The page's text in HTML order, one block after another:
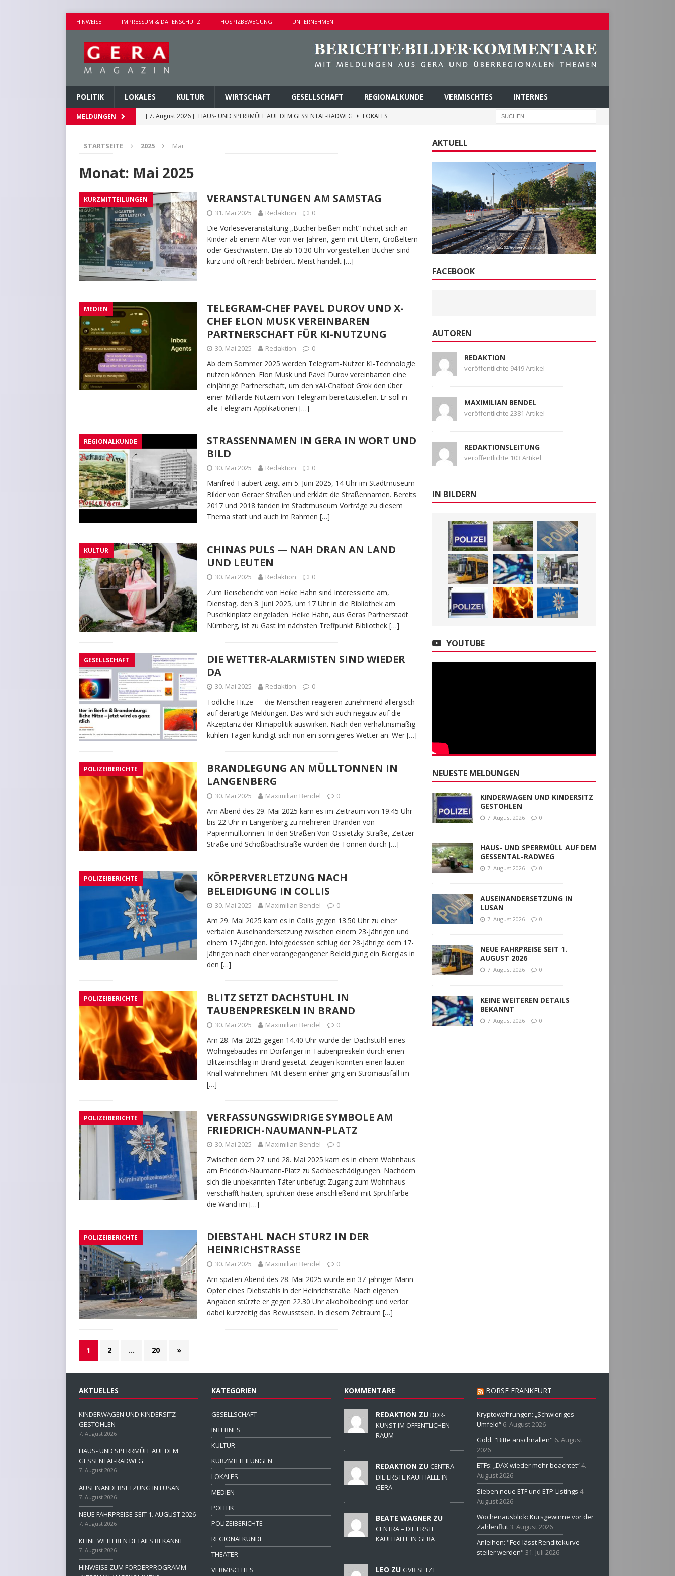
HINWEISE IMPRESSUM & DATENSCHUTZ HOSPIZBEWEGUNG UNTERNEHMEN
POLITIK LOKALES KULTUR WIRTSCHAFT GESELLSCHAFT REGIONALKUNDE VERMISCHTES INTERNES
MELDUNGEN [ 7. August 2026 ] HAUS- UND SPERRMÜLL AUF DEM GESSENTAL-RADWEG
LOKALES
[ 7. August 2026 ]
[ 7. August 2026 ]
STARTSEITE 2025 Mai
Monat: Mai 2025
KURZMITTEILUNGEN VERANSTALTUNGEN AM SAMSTAG
31. Mai 2025 Redaktion 0
Die Vorleseveranstaltung „Bücher beißen nicht” richtet sich an
Kinder ab einem Alter von vier Jahren, gern mit Eltern, Großeltern
oder Geschwistern. Die ab 10.30 Uhr vorgestellten Bücher sind
kurz und oft reich bebildert. Meist handelt […]
MEDIEN
TELEGRAM-CHEF PAVEL DUROV UND X-
CHEF ELON MUSK VEREINBAREN
PARTNERSCHAFT FÜR KI-NUTZUNG
30. Mai 2025 Redaktion 0
Ab dem Sommer 2025 werden Telegram-Nutzer KI-Technologie
nutzen können. Elon Musk und Pavel Durov vereinbarten eine
einjährige Partnerschaft, um den xAI-Chatbot Grok den über
einer Milliarde Nutzern von Telegram bereitzustellen. Er soll in
alle Telegram-Applikationen […]
REGIONALKUNDE
STRASSENNAMEN IN GERA IN WORT UND
BILD
30. Mai 2025 Redaktion 0
Manfred Taubert zeigt am 5. Juni 2025, 14 Uhr im Stadtmuseum
Bilder von Geraer Straßen und erklärt die Straßennamen. Bereits
2017 und 2018 fanden im Stadtmuseum Vorträge zu diesem
Thema statt und auch im Rahmen […]
KULTUR
CHINAS PULS — NAH DRAN AN LAND
UND LEUTEN
30. Mai 2025 Redaktion 0
Zum Reisebericht von Heike Hahn sind Interessierte am,
Dienstag, den 3. Juni 2025, um 17 Uhr in die Bibliothek am
Puschkinplatz eingeladen. Heike Hahn, aus Geras Partnerstadt
Nürnberg, ist zu Gast im nächsten Treffpunkt Bibliothek […]
GESELLSCHAFT
DIE WETTER-ALARMISTEN SIND WIEDER
DA
30. Mai 2025 Redaktion 0
Tödliche Hitze — die Menschen reagieren zunehmend allergisch
auf derartige Meldungen. Das wird sich auch negativ auf die
Akzeptanz der Klimapolitik auswirken. Nach den verhältnismäßig
kühlen Tagen kündigt sich nun ein sonnigeres Wetter an. Wer […]
POLIZEIBERICHTE
BRANDLEGUNG AN MÜLLTONNEN IN
LANGENBERG
30. Mai 2025 Maximilian Bendel 0
Am Abend des 29. Mai 2025 kam es im Zeitraum von 19.45 Uhr
bis 22 Uhr in Langenberg zu mehreren Bränden von
Papiermülltonnen. In den Straßen Von-Ossietzky-Straße, Zeitzer
Straße und Schoßbachstraße wurden die Tonnen durch […]
POLIZEIBERICHTE
KÖRPERVERLETZUNG NACH
BELEIDIGUNG IN COLLIS
30. Mai 2025 Maximilian Bendel 0
Am 29. Mai 2025 kam es in Collis gegen 13.50 Uhr zu einer
verbalen Auseinandersetzung zwischen einem 23-Jährigen und
einem 17-Jährigen. Infolgedessen schlug der 23-Jährige dem 17-
Jährigen nach einer vorangegangener Beleidigung ein Bierglas in
den […]
POLIZEIBERICHTE
BLITZ SETZT DACHSTUHL IN
TAUBENPRESKELN IN BRAND
30. Mai 2025 Maximilian Bendel 0
Am 28. Mai 2025 gegen 14.40 Uhr wurde der Dachstuhl eines
Wohngebäudes im Dorfanger in Taubenpreskeln durch einen
Blitzeinschlag in Brand gesetzt. Zeugen konnten einen lauten
Knall wahrnehmen. Mit diesem einher ging ein Stromausfall im
[…]
POLIZEIBERICHTE
VERFASSUNGSWIDRIGE SYMBOLE AM
FRIEDRICH-NAUMANN-PLATZ
30. Mai 2025 Maximilian Bendel 0
Zwischen dem 27. und 28. Mai 2025 kam es in einem Wohnhaus
am Friedrich-Naumann-Platz zu Sachbeschädigungen. Nachdem
sich die unbekannten Täter unbefugt Zugang zum Wohnhaus
verschafft hatten, sprühten diese anschließend mit Sprühfarbe
die Wand im […]
POLIZEIBERICHTE
DIEBSTAHL NACH STURZ IN DER
HEINRICHSTRASSE
30. Mai 2025 Maximilian Bendel 0
Am späten Abend des 28. Mai 2025 wurde ein 37-jähriger Mann
Opfer eines Diebstahls in der Heinrichstraße. Nach eigenen
Angaben stürzte er gegen 22.30 Uhr alkoholbedingt und verlor
dabei kurzzeitig das Bewusstsein. In diesem Zeitraum […]
1 2 … 20 »
AKTUELL
FACEBOOK
AUTOREN
REDAKTION
veröffentlichte 9419 Artikel
MAXIMILIAN BENDEL
veröffentlichte 2381 Artikel
REDAKTIONSLEITUNG
veröffentlichte 103 Artikel
IN BILDERN
YOUTUBE
NEUESTE MELDUNGEN
KINDERWAGEN UND KINDERSITZ
GESTOHLEN
7. August 2026 0
HAUS- UND SPERRMÜLL AUF DEM
GESSENTAL-RADWEG
7. August 2026 0
AUSEINANDERSETZUNG IN
LUSAN
7. August 2026 0
NEUE FAHRPREISE SEIT 1.
AUGUST 2026
7. August 2026 0
KEINE WEITEREN DETAILS
BEKANNT
7. August 2026 0
AKTUELLES
KINDERWAGEN UND KINDERSITZ
GESTOHLEN
7. August 2026
HAUS- UND SPERRMÜLL AUF DEM
GESSENTAL-RADWEG
7. August 2026
AUSEINANDERSETZUNG IN LUSAN
7. August 2026
NEUE FAHRPREISE SEIT 1. AUGUST 2026
7. August 2026
KEINE WEITEREN DETAILS BEKANNT
7. August 2026
HINWEISE ZUM FÖRDERPROGRAMM
KATEGORIEN
GESELLSCHAFT
INTERNES
KULTUR
KURZMITTEILUNGEN
LOKALES
MEDIEN
POLITIK
POLIZEIBERICHTE
REGIONALKUNDE
THEATER
VERMISCHTES
KOMMENTARE
REDAKTION ZU DDR-
KUNST IM ÖFFENTLICHEN
RAUM
REDAKTION ZU CENTRA –
DIE ERSTE KAUFHALLE IN
GERA
BEATE WAGNER ZU
CENTRA – DIE ERSTE
KAUFHALLE IN GERA
LEO ZU GVB SETZT
BÖRSE FRANKFURT
Kryptowährungen: „Schwieriges
Umfeld“ 6. August 2026
Gold: "Bitte anschnallen" 6. August
2026
ETFs: „DAX wieder mehr beachtet“4.
August 2026
Sieben neue ETF und ETP-Listings 4.
August 2026
Wochenausblick: Kursgewinne vor der
Zahlenflut3. August 2026
Anleihen: "Fed lässt Renditekurve
steiler werden" 31. Juli 2026